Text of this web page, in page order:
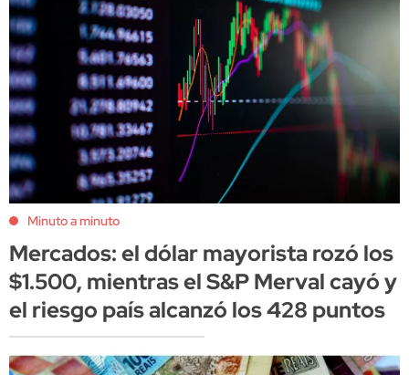
Minuto a minuto
Mercados: el dólar mayorista rozó los
$1.500, mientras el S&P Merval cayó y
el riesgo país alcanzó los 428 puntos